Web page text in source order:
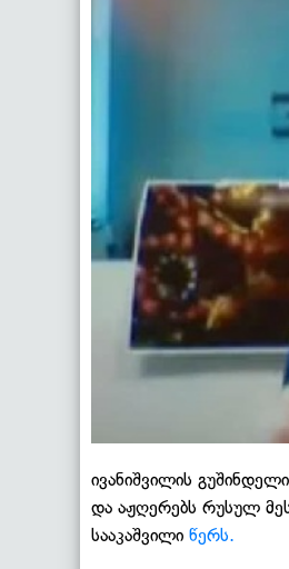
ივანიშვილის
და აჟღერებს რუსულ
სააკაშვილი წერს.